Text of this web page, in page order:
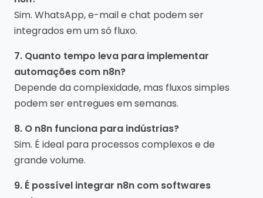
Sim. WhatsApp, e-mail e chat podem ser
integrados em um só fluxo.
7. Quanto tempo leva para implementar
automações com n8n?
Depende da complexidade, mas fluxos simples
podem ser entregues em semanas.
8. O n8n funciona para indústrias?
Sim. É ideal para processos complexos e de
grande volume.
9. É possível integrar n8n com softwares